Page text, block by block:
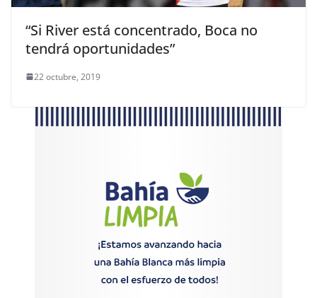
“Si River está concentrado, Boca no
tendrá oportunidades”
22 octubre, 2019